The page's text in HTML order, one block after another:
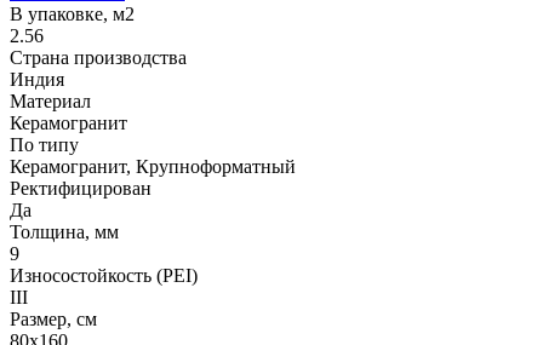
В упаковке, м2
2.56
Страна производства
Индия
Материал
Керамогранит
По типу
Керамогранит, Крупноформатный
Ректифицирован
Да
Толщина, мм
9
Износостойкость (PEI)
III
Размер, см
80х160